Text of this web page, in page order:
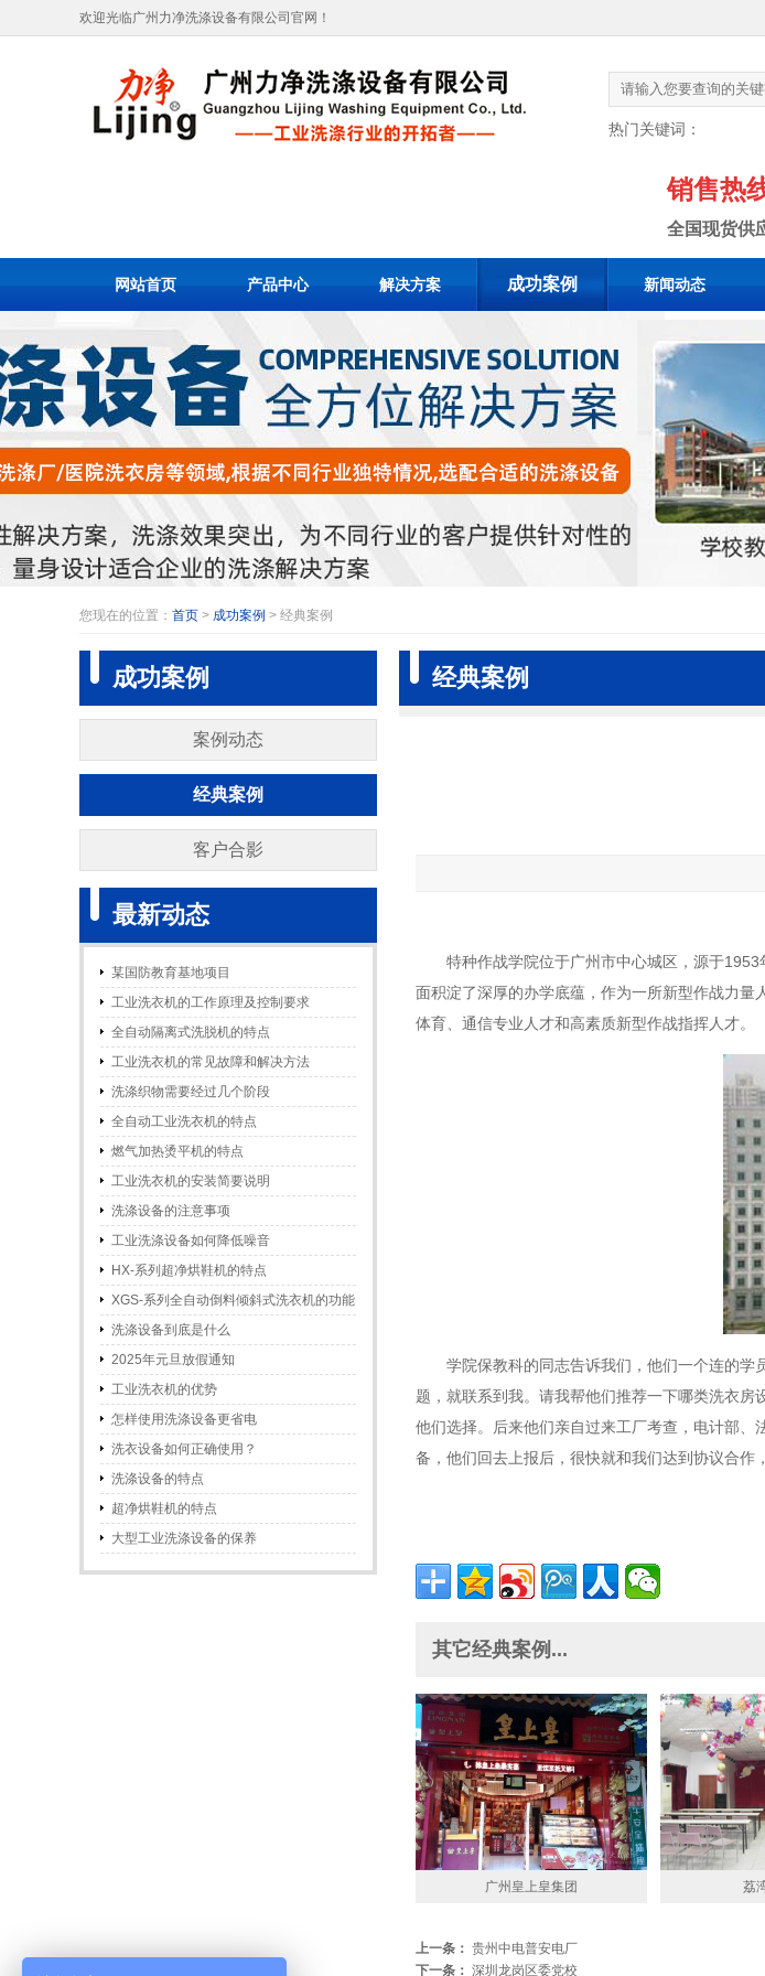
欢迎光临广州力净洗涤设备有限公司官网！
热门关键词：
销售热
全国现货供
网站首页 产品中心 解决方案 成功案例 新闻动态
您现在的位置： 首页 > 成功案例 > 经典案例
成功案例
案例动态
经典案例
客户合影
最新动态
某国防教育基地项目
工业洗衣机的工作原理及控制要求
全自动隔离式洗脱机的特点
工业洗衣机的常见故障和解决方法
洗涤织物需要经过几个阶段
全自动工业洗衣机的特点
燃气加热烫平机的特点
工业洗衣机的安装简要说明
洗涤设备的注意事项
工业洗涤设备如何降低噪音
HX-系列超净烘鞋机的特点
XGS-系列全自动倒料倾斜式洗衣机的功能
和特点
洗涤设备到底是什么
2025年元旦放假通知
工业洗衣机的优势
怎样使用洗涤设备更省电
洗衣设备如何正确使用？
洗涤设备的特点
超净烘鞋机的特点
大型工业洗涤设备的保养
经典案例
特种作战学院位于广州市中心城区，源于
面积淀了深厚的办学底蕴，作为一所新型作战力
体育、通信专业人才和高素质新型作战指挥人才。
学院保教科的同志告诉我们，他们一个连的
题，就联系到我。请我帮他们推荐一下哪类洗衣房
他们选择。后来他们亲自过来工厂考查，电计部
备，他们回去上报后，很快就和我们达到协议合作
其它经典案例...
广州皇上皇集团 荔
上一条： 贵州中电普安电厂
下一条： 深圳龙岗区委党校